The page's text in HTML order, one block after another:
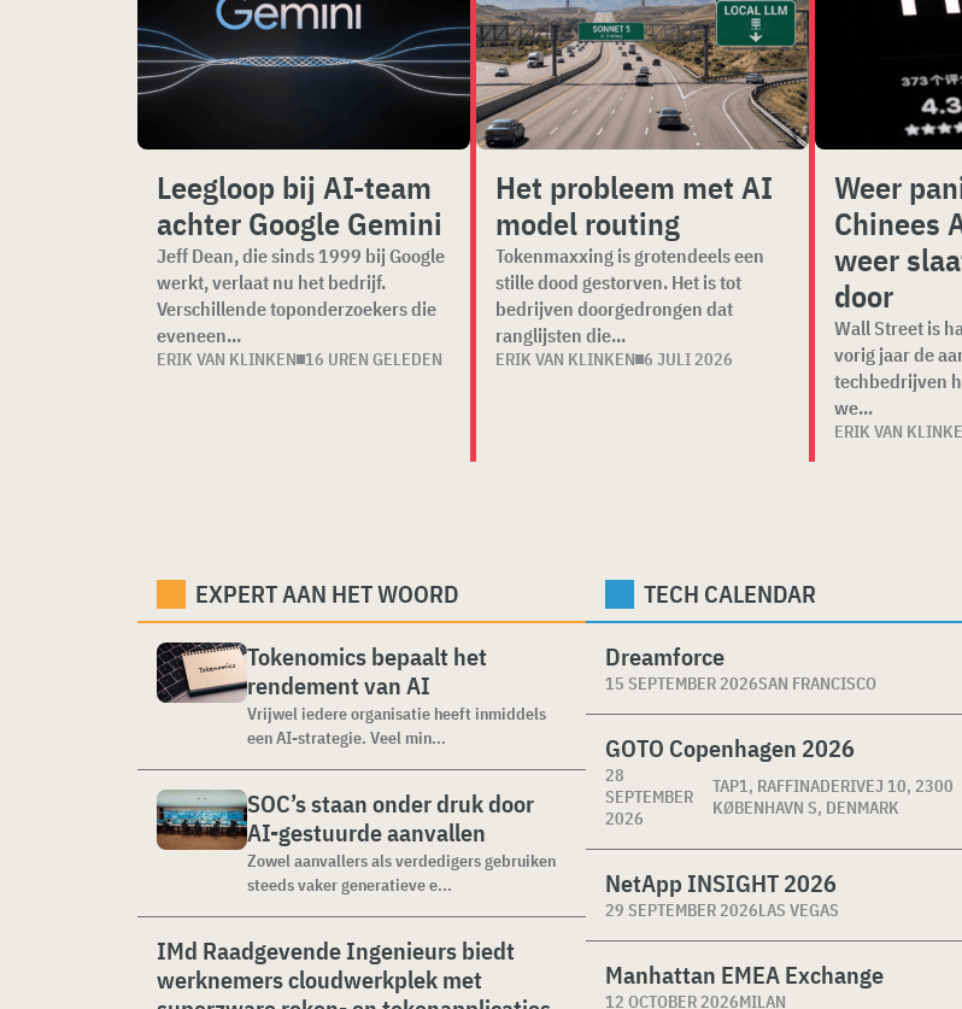
Leegloop bij AI-team
achter Google Gemini
Jeff Dean, die sinds 1999 bij Google
werkt, verlaat nu het bedrijf.
Verschillende toponderzoekers die
eveneen...
ERIK VAN KLINKEN 16 UREN GELEDEN
Het probleem met AI
model routing
Tokenmaxxing is grotendeels een
stille dood gestorven. Het is tot
bedrijven doorgedrongen dat
ranglijsten die...
ERIK VAN KLINKEN 6 JULI 2026
Weer
Chinees
weer
door
Wall Street is
vorig jaar de
techbedrijven
we...
ERIK VAN
EXPERT AAN HET WOORD
Tokenomics bepaalt het
rendement van AI
Vrijwel iedere organisatie heeft inmiddels
een AI-strategie. Veel min...
SOC’s staan onder druk door
AI-gestuurde aanvallen
Zowel aanvallers als verdedigers gebruiken
steeds vaker generatieve e...
IMd Raadgevende Ingenieurs biedt
werknemers cloudwerkplek met
TECH CALENDAR
Dreamforce
15 SEPTEMBER 2026SAN FRANCISCO
GOTO Copenhagen 2026
28
SEPTEMBER
2026
TAP1, RAFFINADERIVEJ 10, 2300
KØBENHAVN S, DENMARK
NetApp INSIGHT 2026
29 SEPTEMBER 2026LAS VEGAS
Manhattan EMEA Exchange
12 OCTOBER 2026MILAN